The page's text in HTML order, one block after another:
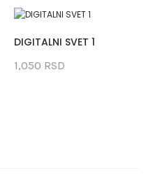
DIGITALNI SVET 1
1,050 RSD